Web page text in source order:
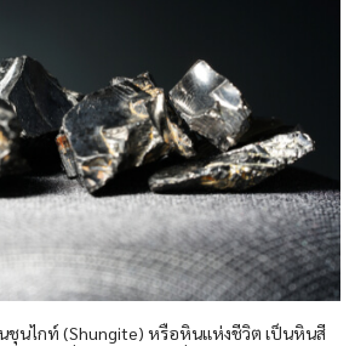
ชุนไกท์ (Shungite) หรือหินแห่งชีวิต เป็นหินสี